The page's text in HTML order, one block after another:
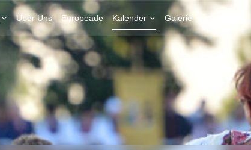
Über Uns Europeade Kalender Galerie